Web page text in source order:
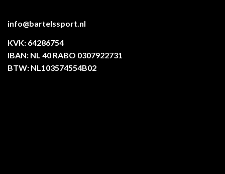
info@bartelssport.nl
KVK: 64286754
IBAN: NL 40 RABO 0307922731
BTW: NL103574554B02